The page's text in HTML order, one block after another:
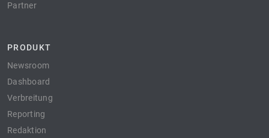
Partner
PRODUKT
Newsroom
Dashboard
Verbreitung
Reporting
Redaktion